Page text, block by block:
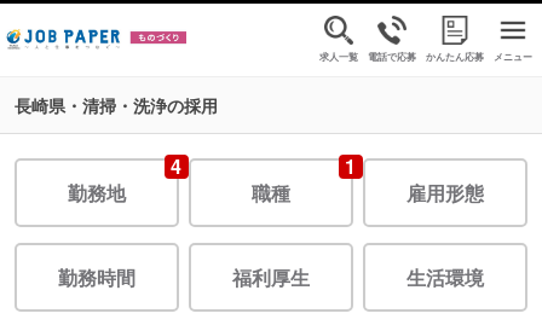
求人一覧 電話で応募 かんたん応募 メニュー
長崎県・清掃・洗浄の採用
4
勤務地
1
職種
雇用形態
勤務時間 福利厚生 生活環境